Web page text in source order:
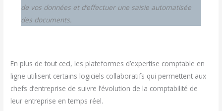
de vos données et d’effectuer une saisie automatisée
des documents.
En plus de tout ceci, les plateformes d’expertise comptable en
ligne utilisent certains logiciels collaboratifs qui permettent aux
chefs d’entreprise de suivre l’évolution de la comptabilité de
leur entreprise en temps réel.